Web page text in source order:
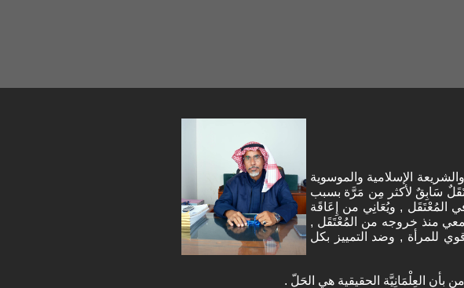
الإسلامية والموسوية
سَابِقٌ لأكثر مِن مَرَّة بسبب
المُعْتَقَل , ويُعَانِي من إِعَاقَة
منذ خروجه من المُعْتَقَل ,
حُقوقي ومُناصِر قوي للمرأة , وضد التمييز بكل
بأن العِلْمَانِيَّة الحقيقية هي الحَلّ .